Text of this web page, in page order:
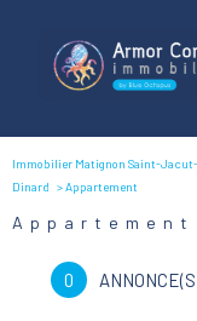
Immobilier Matignon Saint-
Dinard
Appartement
0